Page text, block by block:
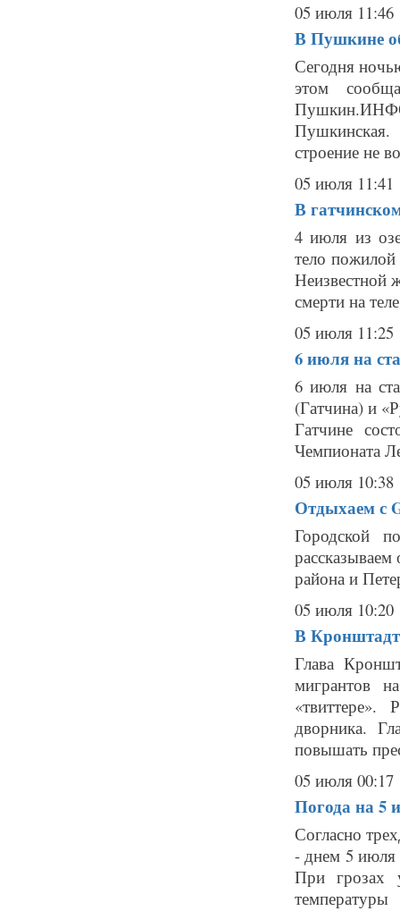
05 июля 11:46
В Пушкине
Сегодня
этом
строение не
05 июля 11:41
В
4 июля из
тело
Неизвестной
смерти на
05 июля 11:25
6 июля на
6 июля на
(Гатчина) и
Гатчине
Чемпионата
05 июля 10:38
Отдыхаем с
Городской
района и
05 июля 10:20
В
Глава
мигрантов
дворника.
повышать
05 июля 00:17
Погода на 5
Согласно
- днем 5 июля
При грозах